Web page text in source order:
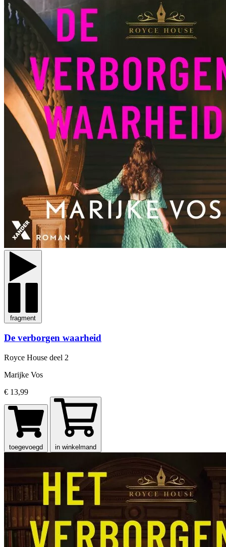
fragment
De verborgen waarheid
Royce House deel 2
Marijke Vos
€ 13,99
toegevoegd in winkelmand